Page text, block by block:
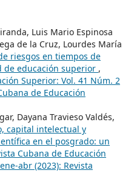
Luis Mario Espinosa
de la Cruz, Lourdes María
riesgos en tiempos de
de educación superior ,
Superior: Vol. 41 Núm. 2
de Educación
Dayana Travieso Valdés,
capital intelectual y
en el posgrado: un
Cubana de Educación
abr (2023): Revista